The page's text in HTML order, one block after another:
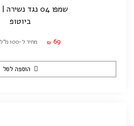
שמפו 04 נגד נשירה | 500 מ"ל
ביוטופ
₪ 69 מחיר ל-100 מ"ל: ₪13.80
הוספה לסל